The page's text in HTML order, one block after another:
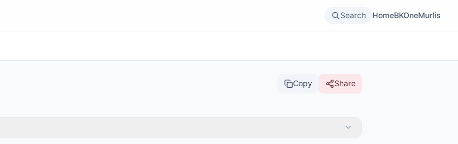
Search HomeBKOneMurlis
Copy Share